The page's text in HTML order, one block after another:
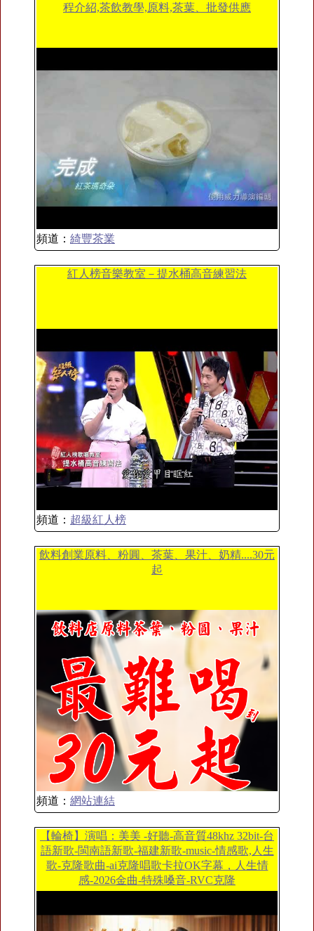
程介紹,茶飲教學,原料,茶葉、批發供應
頻道： 綺豐茶業
紅人榜音樂教室－提水桶高音練習法
頻道： 超級紅人榜
飲料創業原料、粉圓、茶葉、果汁、奶精....30元
起
頻道： 網站連結
【輪椅】演唱：美美 -好聽-高音質48khz 32bit-台
語新歌-閩南語新歌-福建新歌-music-情感歌,人生
歌-克隆歌曲-ai克隆唱歌卡拉OK字幕，人生情
感-2026金曲-特殊嗓音-RVC克隆